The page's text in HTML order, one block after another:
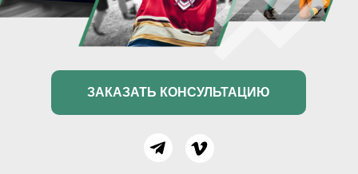
ЗАКАЗАТЬ КОНСУЛЬТАЦИЮ